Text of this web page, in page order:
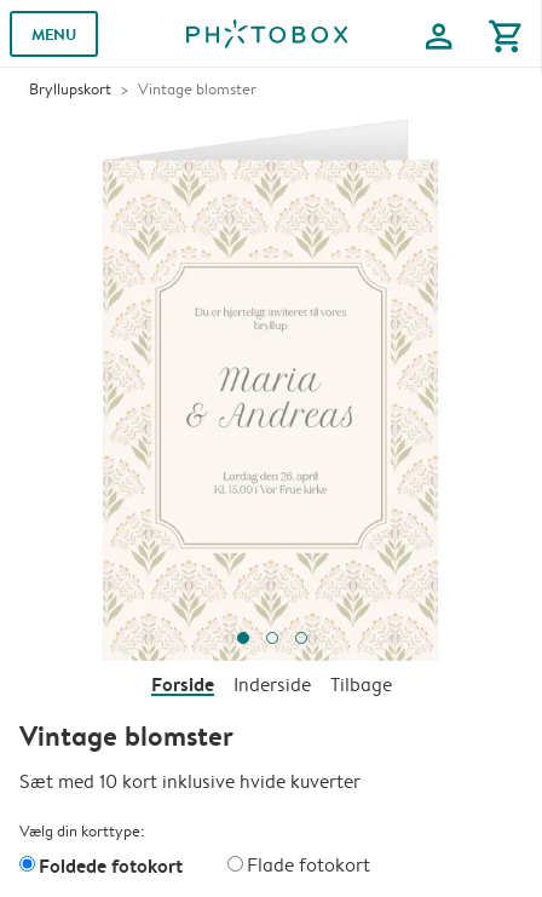
MENU profile shopping_cart
Bryllupskort Vintage blomster
Forside Inderside Tilbage
Vintage blomster
Sæt med 10 kort inklusive hvide kuverter
Vælg din korttype:
Foldede fotokort Flade fotokort